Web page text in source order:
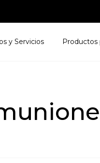
y Servicios Productos